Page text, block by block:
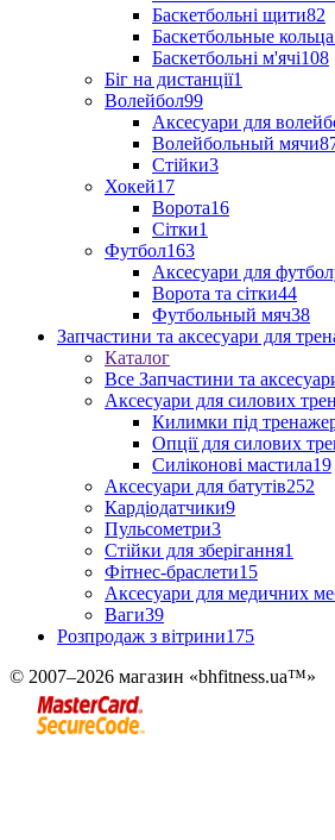
Баскетбольні щити82
Баскетбольные кольца
Баскетбольні м'ячі108
Біг на дистанції1
Волейбол99
Аксесуари для
Волейбольный мячи
Стійки3
Хокей17
Ворота16
Сітки1
Футбол163
Аксесуари для
Ворота та сітки44
Футбольный мяч38
Запчастини та аксесуари для
Каталог
Все Запчастини та
Аксесуари для силових
Килимки під
Опції для силових
Силіконові мастила19
Аксесуари для батутів252
Кардіодатчики9
Пульсометри3
Стійки для зберігання1
Фітнес-браслети15
Аксесуари для медичних
Ваги39
Розпродаж з вітрини175
© 2007–2026 магазин «bhfitness.ua™»